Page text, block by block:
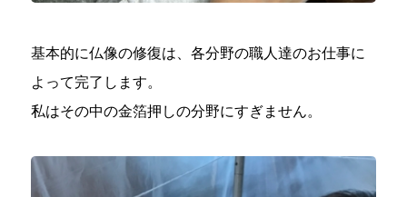
基本的に仏像の修復は、各分野の職人達のお仕事に
よって完了します。
私はその中の金箔押しの分野にすぎません。